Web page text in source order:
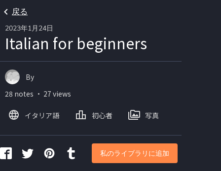
戻る
2023年1月24日
Italian for beginners
By
28 notes ・ 27 views
イタリア語 初心者 写真
私のライブラリに追加